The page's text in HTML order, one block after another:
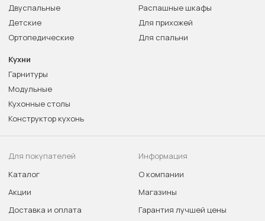
Двуспальные
Детские
Ортопедические
Распашные шкафы
Для прихожей
Для спальни
Кухни
Гарнитуры
Модульные
Кухонные столы
Конструктор кухонь
Для покупателей
Каталог
Акции
Доставка и оплата
Информация
О компании
Магазины
Гарантия лучшей цены